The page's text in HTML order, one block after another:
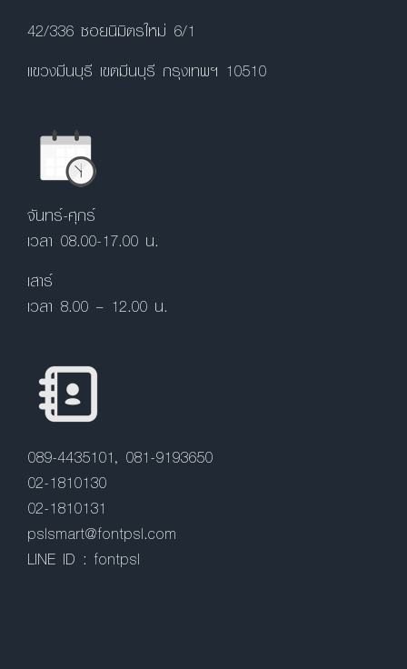
42/336 ซอยนิมิตรใหม่ 6/1
แขวงมีนบุรี เขตมีนบุรี กรุงเทพฯ 10510
จันทร์-ศุกร์
เวลา 08.00-17.00 น.
เสาร์
เวลา 8.00 – 12.00 น.
089-4435101, 081-9193650
02-1810130
02-1810131
pslsmart@fontpsl.com
LINE ID : fontpsl